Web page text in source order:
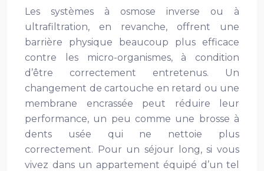
Les systèmes à osmose inverse ou à
ultrafiltration, en revanche, offrent une
barrière physique beaucoup plus efficace
contre les micro-organismes, à condition
d’être correctement entretenus. Un
changement de cartouche en retard ou une
membrane encrassée peut réduire leur
performance, un peu comme une brosse à
dents usée qui ne nettoie plus
correctement. Pour un séjour long, si vous
vivez dans un appartement équipé d’un tel